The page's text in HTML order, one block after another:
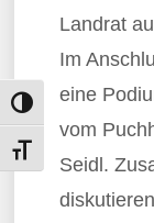
Umschalten auf
Schrift vergrößern
Landrat
Im
eine
vom
Seidl.